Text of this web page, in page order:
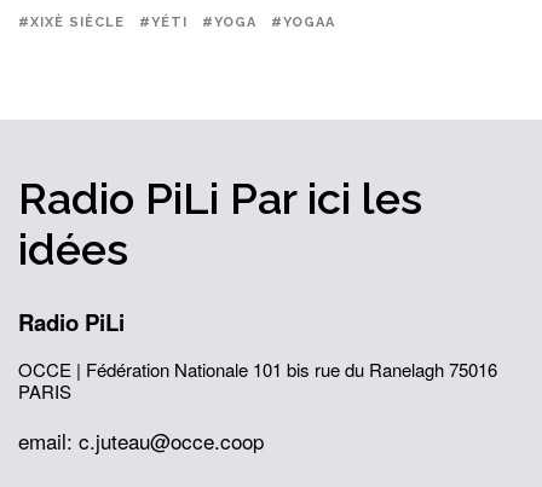
#XIXÈ SIÈCLE #YÉTI #YOGA #YOGAA
Radio PiLi Par ici les
idées
Radio PiLi
OCCE | Fédération Nationale 101 bis rue du Ranelagh75016
PARIS
email: c.juteau@occe.coop